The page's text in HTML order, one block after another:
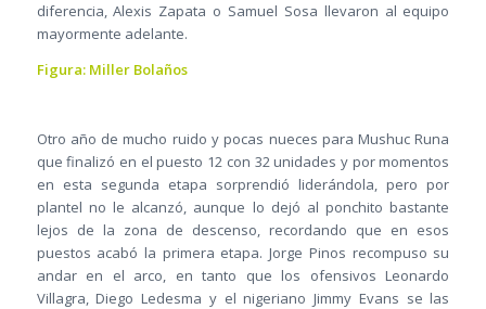
diferencia, Alexis Zapata o Samuel Sosa llevaron al equipo
mayormente adelante.
Figura: Miller Bolaños
Otro año de mucho ruido y pocas nueces para Mushuc Runa
que finalizó en el puesto 12 con 32 unidades y por momentos
en esta segunda etapa sorprendió liderándola, pero por
plantel no le alcanzó, aunque lo dejó al ponchito bastante
lejos de la zona de descenso, recordando que en esos
puestos acabó la primera etapa. Jorge Pinos recompuso su
andar en el arco, en tanto que los ofensivos Leonardo
Villagra, Diego Ledesma y el nigeriano Jimmy Evans se las